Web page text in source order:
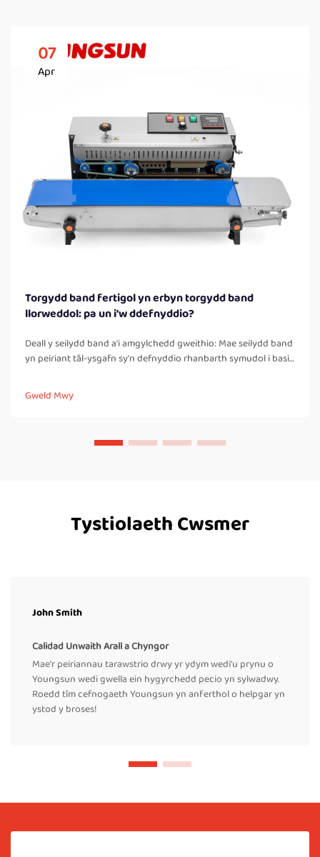
07
Apr
Torgydd band fertigol yn erbyn torgydd band
llorweddol: pa un i'w ddefnyddio?
Deall y seilydd band a'i amgylchedd gweithio: Mae seilydd band
yn peiriant tâl-ysgafn sy'n defnyddio rhanbarth symudol i basio
seal cryf a chau-gofal. Wneir hyn yn wahanol i seilyddion taro
llawer, lle...
Gweld Mwy
Tystiolaeth Cwsmer
John Smith
Calidad Unwaith Arall a Chyngor
Mae'r peiriannau tarawstrio drwy yr ydym wedi'u prynu o
Youngsun wedi gwella ein hygyrchedd pecio yn sylwadwy.
Roedd tîm cefnogaeth Youngsun yn anferthol o helpgar yn
ystod y broses!